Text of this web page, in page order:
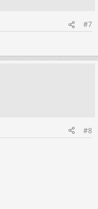
#7
#8